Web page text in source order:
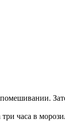
часа в